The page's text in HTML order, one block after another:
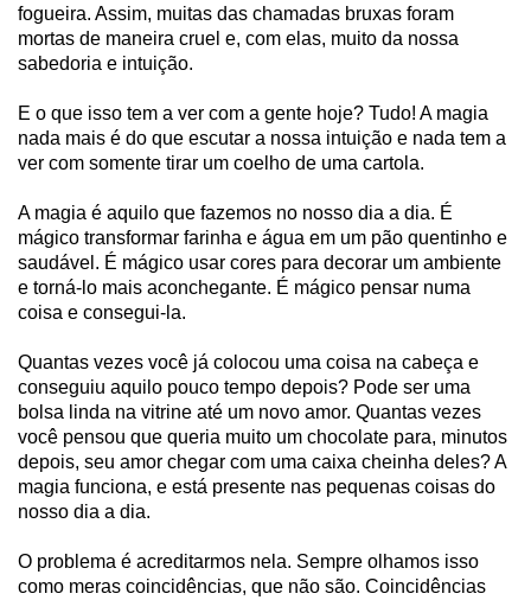
fogueira. Assim, muitas das chamadas bruxas foram
mortas de maneira cruel e, com elas, muito da nossa
sabedoria e intuição.
E o que isso tem a ver com a gente hoje? Tudo! A magia
nada mais é do que escutar a nossa intuição e nada tem a
ver com somente tirar um coelho de uma cartola.
A magia é aquilo que fazemos no nosso dia a dia. É
mágico transformar farinha e água em um pão quentinho e
saudável. É mágico usar cores para decorar um ambiente
e torná-lo mais aconchegante. É mágico pensar numa
coisa e consegui-la.
Quantas vezes você já colocou uma coisa na cabeça e
conseguiu aquilo pouco tempo depois? Pode ser uma
bolsa linda na vitrine até um novo amor. Quantas vezes
você pensou que queria muito um chocolate para, minutos
depois, seu amor chegar com uma caixa cheinha deles? A
magia funciona, e está presente nas pequenas coisas do
nosso dia a dia.
O problema é acreditarmos nela. Sempre olhamos isso
como meras coincidências, que não são. Coincidências